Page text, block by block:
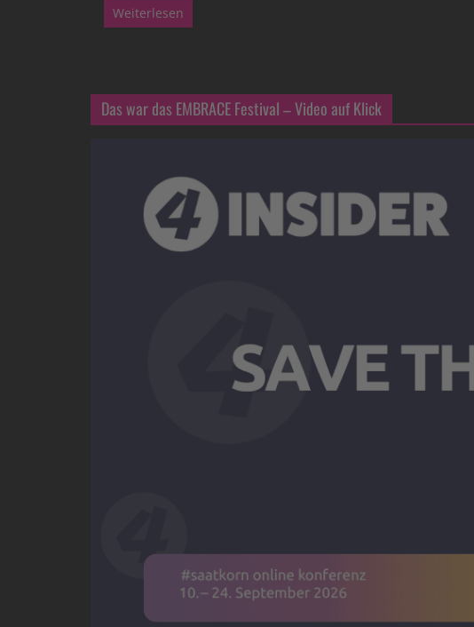
Weiterlesen
Das war das EMBRACE Festival – Video auf Klick